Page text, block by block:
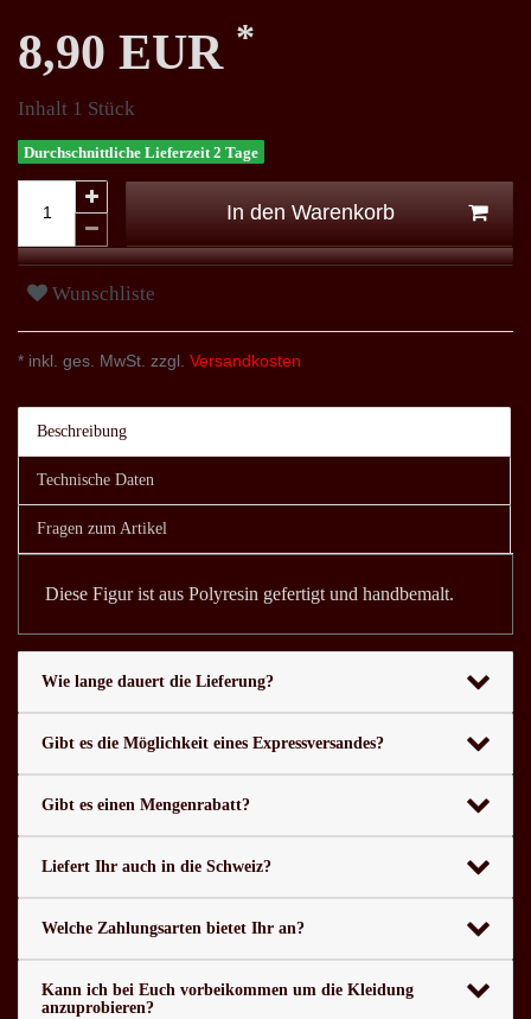
8,90 EUR *
Inhalt 1 Stück
Durchschnittliche Lieferzeit 2 Tage
In den Warenkorb
Wunschliste
* inkl. ges. MwSt. zzgl. Versandkosten
Beschreibung
Technische Daten
Fragen zum Artikel
Diese Figur ist aus Polyresin gefertigt und handbemalt.
Wie lange dauert die Lieferung?
Gibt es die Möglichkeit eines Expressversandes?
Gibt es einen Mengenrabatt?
Liefert Ihr auch in die Schweiz?
Welche Zahlungsarten bietet Ihr an?
Kann ich bei Euch vorbeikommen um die Kleidung
anzuprobieren?